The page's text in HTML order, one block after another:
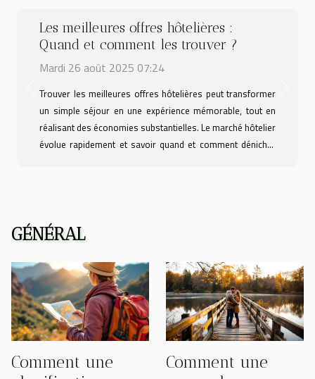
Les meilleures offres hôtelières :
Quand et comment les trouver ?
Mardi 26 août 2025 07:24
Trouver les meilleures offres hôtelières peut transformer
un simple séjour en une expérience mémorable, tout en
réalisant des économies substantielles. Le marché hôtelier
évolue rapidement et savoir quand et comment dénicher
prochaines réservations. Comprendre la saisonnalité des
prix La saisonnalité joue un rôle déterminant dans la
variation des tarifs hôteliers,...
Previous
GÉNÉRAL
Comment une
Comment une